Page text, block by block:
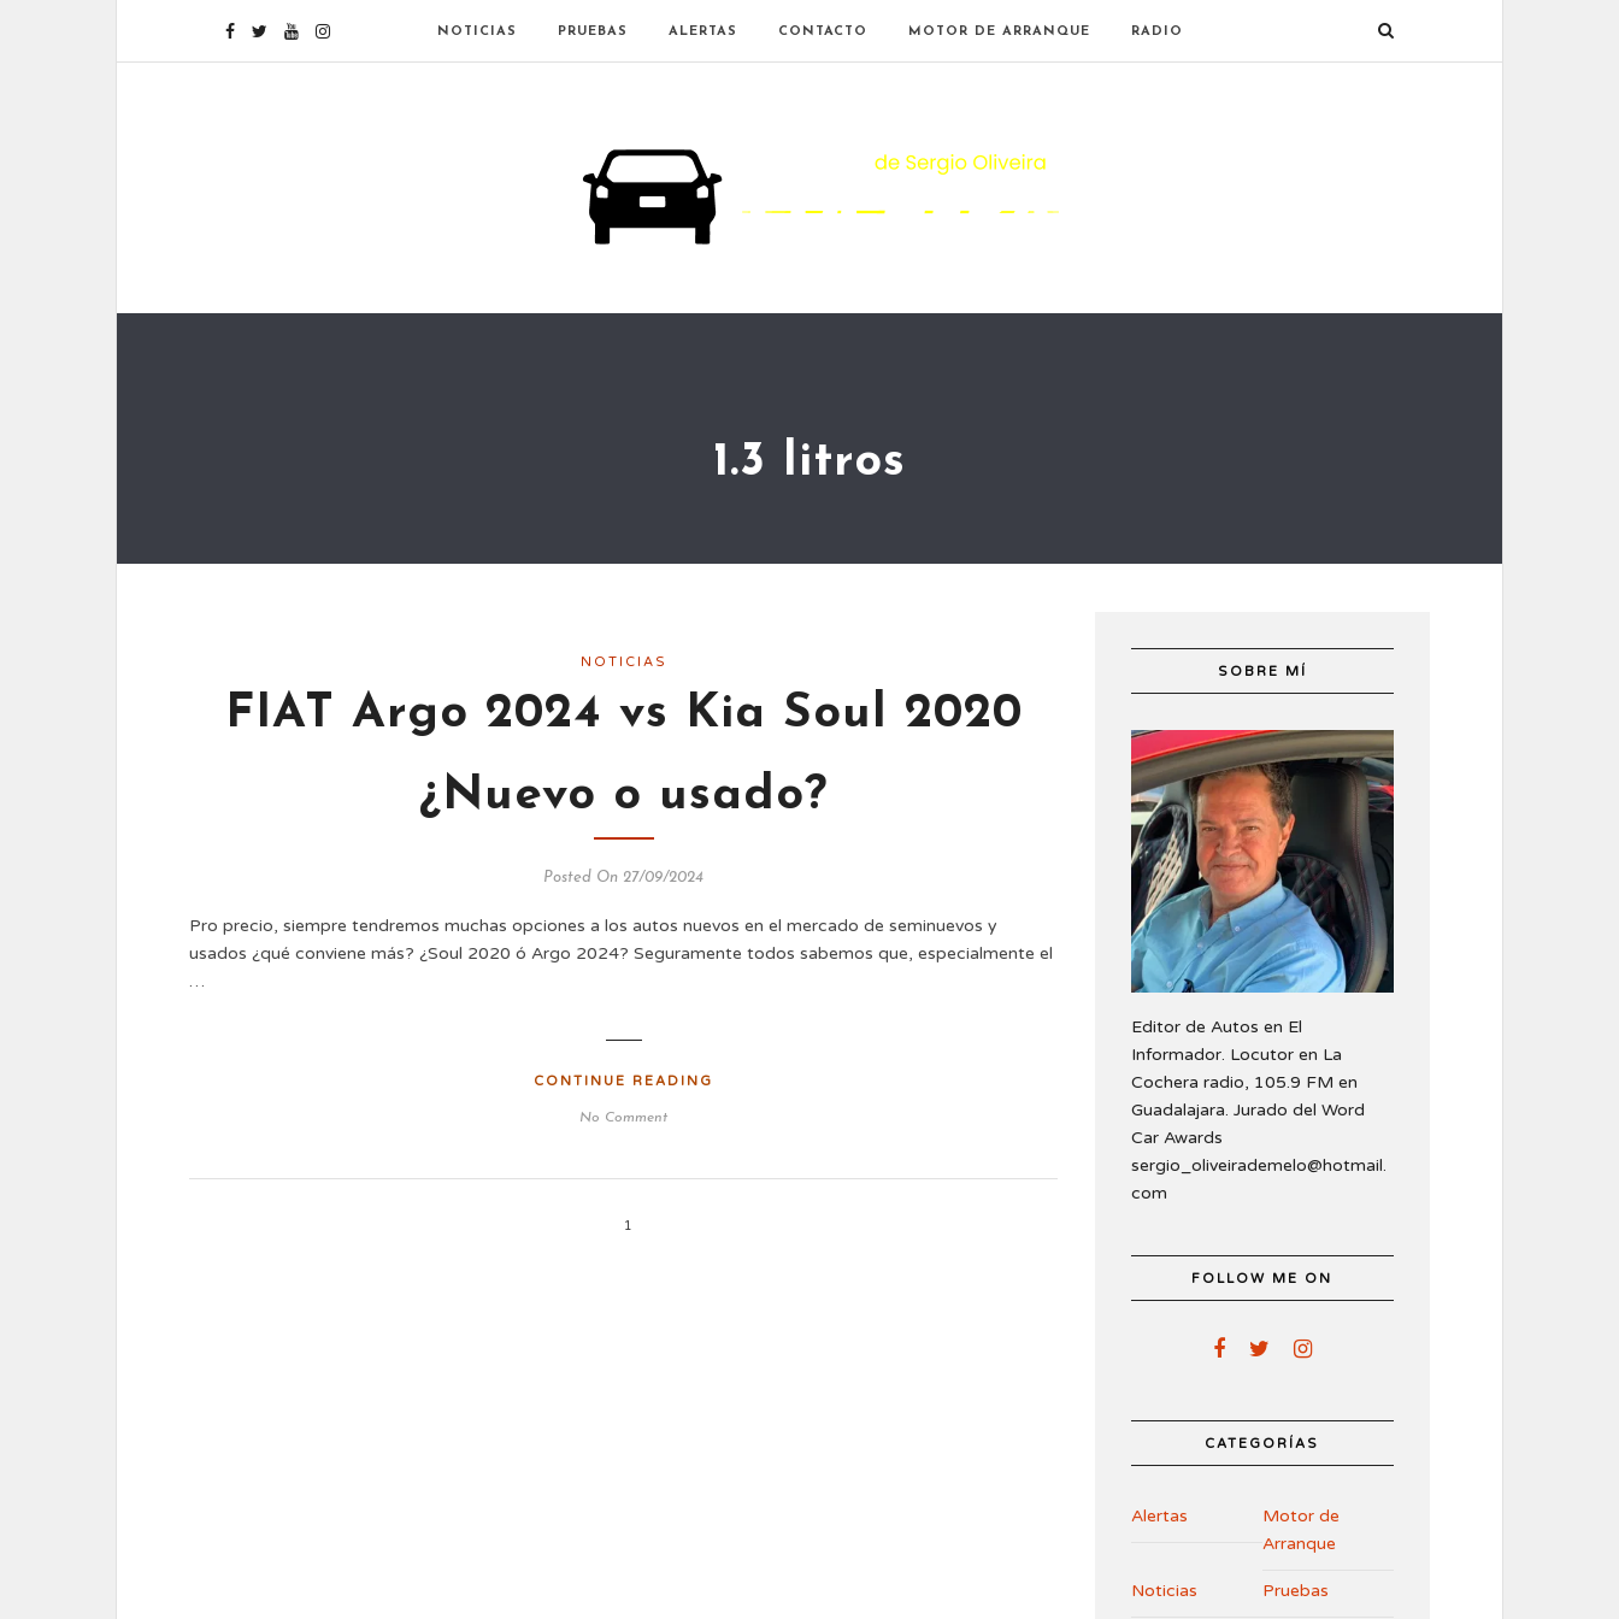
NOTICIAS PRUEBAS ALERTAS CONTACTO MOTOR DE ARRANQUE RADIO
1.3 litros
NOTICIAS
FIAT Argo 2024 vs Kia Soul 2020
¿Nuevo o usado?
Posted On 27/09/2024
Pro precio, siempre tendremos muchas opciones a los autos nuevos en el mercado de seminuevos y
usados ¿qué conviene más? ¿Soul 2020 ó Argo 2024? Seguramente todos sabemos que, especialmente el
…
CONTINUE READING
No Comment
1
SOBRE MÍ
Editor de Autos en El
Informador. Locutor en La
Cochera radio, 105.9 FM en
Guadalajara. Jurado del Word
Car Awards
sergio_oliveirademelo@hotmail.
com
FOLLOW ME ON
CATEGORÍAS
Alertas
Motor de
Arranque
Noticias Pruebas